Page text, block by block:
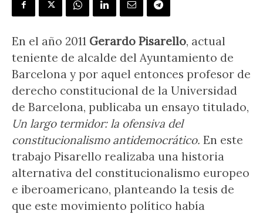
En el año 2011 Gerardo Pisarello, actual
teniente de alcalde del Ayuntamiento de
Barcelona y por aquel entonces profesor de
derecho constitucional de la Universidad
de Barcelona, publicaba un ensayo titulado,
Un largo termidor: la ofensiva del
constitucionalismo antidemocrático. En este
trabajo Pisarello realizaba una historia
alternativa del constitucionalismo europeo
e iberoamericano, planteando la tesis de
que este movimiento político había